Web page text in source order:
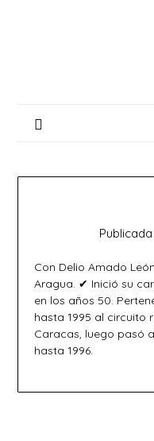
Con Delio Amado
Aragua. ✔ Inició su
en los años 50.
hasta 1995 al circuito
Caracas, luego pasó
hasta 1996.